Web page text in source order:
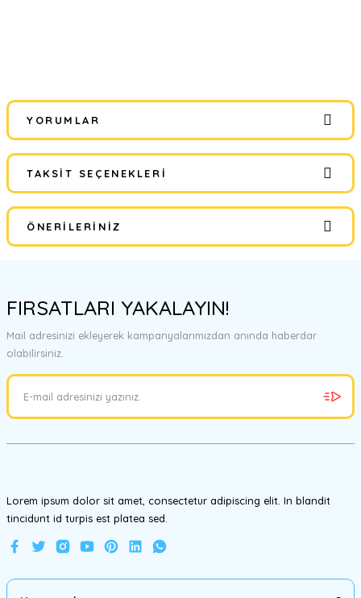
YORUMLAR
Bu ürüne ilk yorumu siz yapın!
Yorum Yaz
TAKSIT SEÇENEKLERI
ÖNERILERINIZ
tarafımıza iletebilirsiniz.
Görüş ve önerileriniz için teşekkür ederiz.
Ürün resmi kalitesiz, bozuk veya görüntülenemiyor.
Ürün bilgilerinde hatalar bulunuyor.
FIRSATLARI YAKALAYIN!
Mail adresinizi ekleyerek kampanyalarımızdan anında haberdar
olabilirsiniz.
Lorem ipsum dolor sit amet, consectetur adipiscing elit. In blandit
tincidunt id turpis est platea sed.